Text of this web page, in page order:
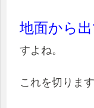
地面から
すよね。
これを切ります